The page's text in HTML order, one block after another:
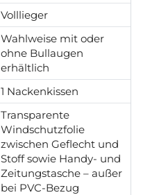
Volllieger
Wahlweise mit oder
ohne Bullaugen
erhältlich
1 Nackenkissen
Transparente
Windschutzfolie
zwischen Geflecht und
Stoff sowie Handy- und
Zeitungstasche – außer
bei PVC-Bezug